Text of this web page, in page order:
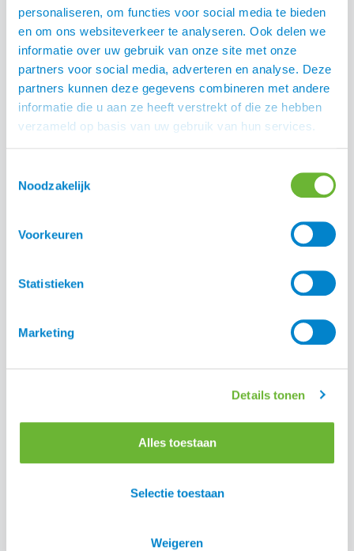
personaliseren, om functies voor social media te bieden
en om ons websiteverkeer te analyseren. Ook delen we
informatie over uw gebruik van onze site met onze
partners voor social media, adverteren en analyse. Deze
partners kunnen deze gegevens combineren met andere
informatie die u aan ze heeft verstrekt of die ze hebben
verzameld op basis van uw gebruik van hun services.
Noodzakelijk
Voorkeuren
Statistieken
Marketing
Details tonen
Alles toestaan
Selectie toestaan
Weigeren
Lees alle blogs
eczeemseizoen
Lees alle blogs